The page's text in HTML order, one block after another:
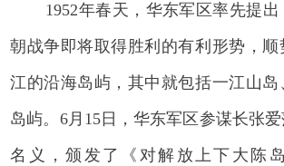
1952年春天，华东军区率先提
朝战争即将取得胜利的有利形势，
江的沿海岛屿，其中就包括一江山
岛屿。6月15日，华东军区参谋长张
名义，颁发了《对解放上下大陈